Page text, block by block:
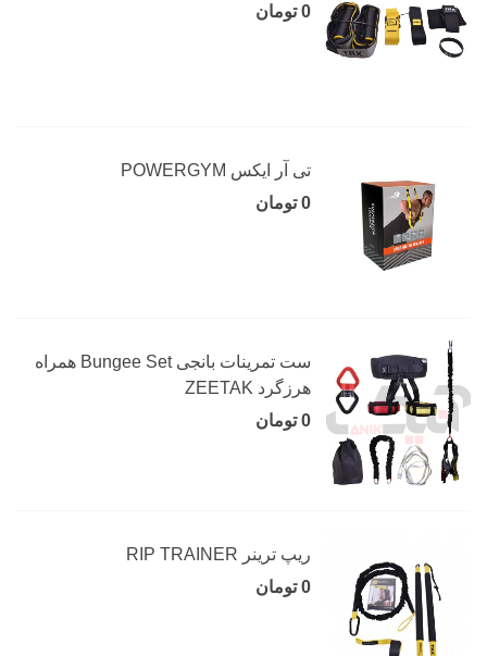
0 تومان
تی آر ایکس POWERGYM
0 تومان
ست تمرینات بانجی Bungee Set همراه
هرزگرد ZEETAK
0 تومان
ریپ ترینر RIP TRAINER
0 تومان